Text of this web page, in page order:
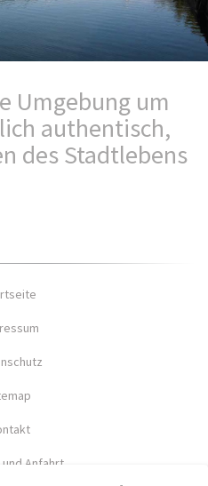
Umgebung um
authentisch,
des Stadtlebens
Anfahrt